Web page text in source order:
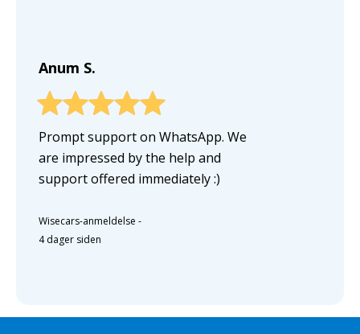
Anum S.
Prompt support on WhatsApp. We
are impressed by the help and
support offered immediately :)
Wisecars-anmeldelse -
4 dager siden